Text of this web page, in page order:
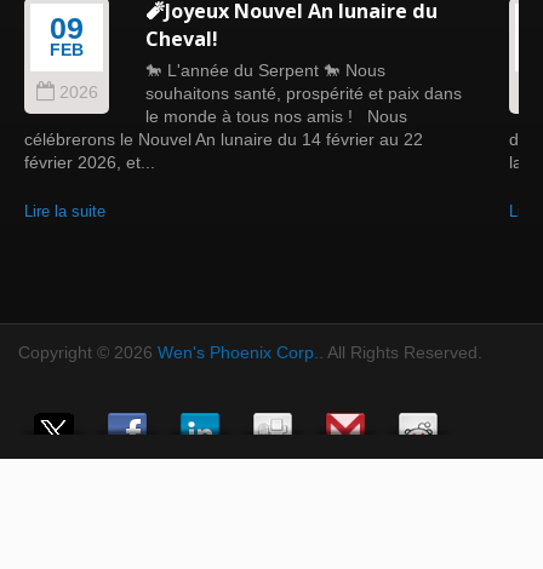
09
FEB
2026
🧨Joyeux Nouvel An lunaire du
Cheval!
🐎 L'année du Serpent 🐎 Nous
souhaitons santé, prospérité et paix dans
le monde à tous nos amis ! Nous
célébrerons le Nouvel An lunaire du 14 février au 22
février 2026, et...
Lire la suite
la
Lire
Copyright © 2026 Wen's Phoenix Corp.. All Rights Reserved.